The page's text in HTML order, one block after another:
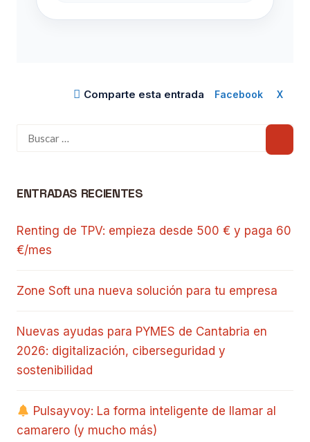
ENTRADAS RECIENTES
Renting de TPV: empieza desde 500 € y paga 60
€/mes
Zone Soft una nueva solución para tu empresa
Nuevas ayudas para PYMES de Cantabria en
2026: digitalización, ciberseguridad y
sostenibilidad
Pulsayvoy: La forma inteligente de llamar al
camarero (y mucho más)